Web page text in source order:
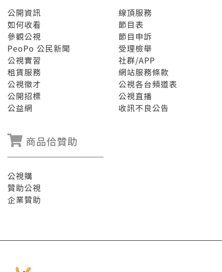
公開資訊
如何收看
參觀公視
PeoPo 公民新聞
公視實習
租賃服務
公視徵才
公開招標
公益網
線頂服務
節目表
節目申訴
受理檢舉
社群/APP
網站服務條款
公視各台頻道表
公視直播
收訊不良公告
商品佮贊助
公視購
贊助公視
企業贊助